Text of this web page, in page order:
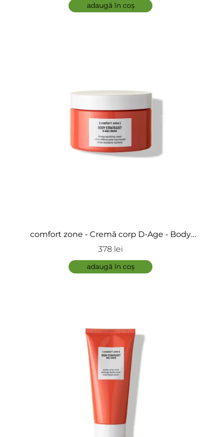
adaugă în coș
comfort zone - Cremă corp D-Age - Body
Strategist D-Age Cream
378 lei
adaugă în coș